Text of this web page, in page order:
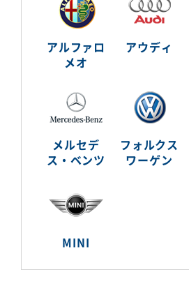
アルファロ
メオ
アウディ
メルセデ
ス・ベンツ
フォルクス
ワーゲン
MINI